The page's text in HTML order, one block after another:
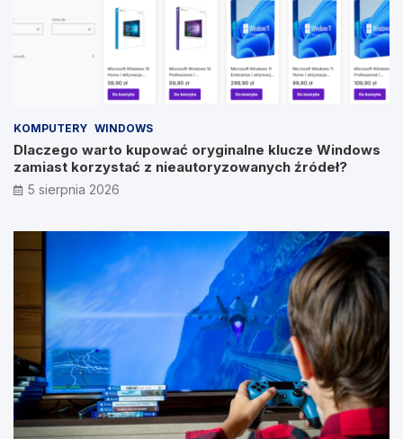
KOMPUTERY WINDOWS
Dlaczego warto kupować oryginalne klucze Windows
zamiast korzystać z nieautoryzowanych źródeł?
5 sierpnia 2026